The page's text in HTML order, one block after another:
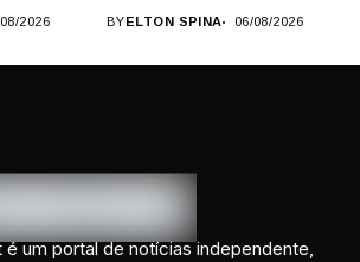
2026 BY ELTON SPINA 06/08/2026
é um portal de notícias independente,